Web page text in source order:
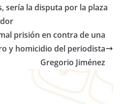
sería la disputa por la plaza
prisión en contra de una
y homicidio del periodista
Gregorio Jiménez